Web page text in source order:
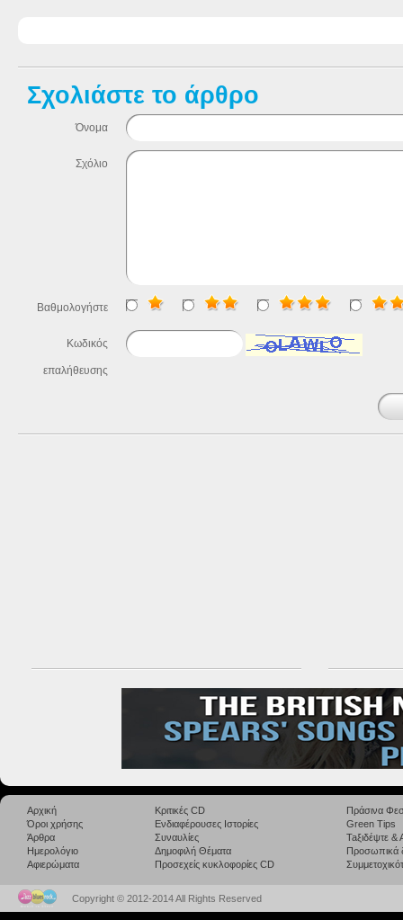
Σχολιάστε το άρθρο
Όνομα
Σχόλιο
Βαθμολογήστε
Κωδικός
επαλήθευσης
Αρχική
Όροι χρήσης
Άρθρα
Ημερολόγιο
Αφιερώματα
Κριτικές CD
Ενδιαφέρουσες Ιστορίες
Συναυλίες
Δημοφιλή Θέματα
Προσεχείς κυκλοφορίες CD
Πράσινα
Green Tips
Taξιδέψτε
Προσωπικά
Copyright © 2012-2014 All Rights Reserved